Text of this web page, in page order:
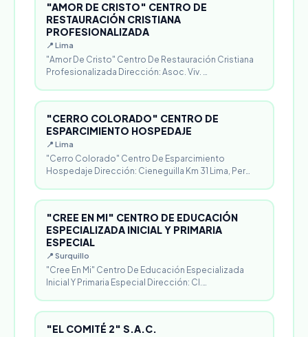
"AMOR DE CRISTO" CENTRO DE
RESTAURACIÓN CRISTIANA
PROFESIONALIZADA
📍 Lima
"Amor De Cristo" Centro De Restauración Cristiana
Profesionalizada Dirección: Asoc. Viv. …
"CERRO COLORADO" CENTRO DE
ESPARCIMIENTO HOSPEDAJE
📍 Lima
"Cerro Colorado" Centro De Esparcimiento
Hospedaje Dirección: Cieneguilla Km 31 Lima, Per…
"CREE EN MI" CENTRO DE EDUCACIÓN
ESPECIALIZADA INICIAL Y PRIMARIA
ESPECIAL
📍 Surquillo
"Cree En Mi" Centro De Educación Especializada
Inicial Y Primaria Especial Dirección: Cl.…
"EL COMITÉ 2" S.A.C.